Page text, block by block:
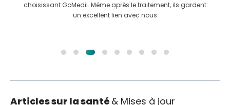
choisissant GoMedii. Même après le traitement, ils gardent
un excellent lien avec nous
Articles sur la santé & Mises à jour